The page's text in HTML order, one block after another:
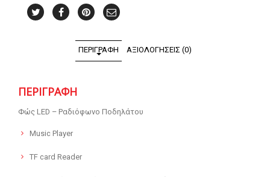
ΠΕΡΙΓΡΑΦΉ ΑΞΙΟΛΟΓΉΣΕΙΣ (0)
ΠΕΡΙΓΡΑΦΉ
Φώς LED – Ραδιόφωνο Ποδηλάτου
Music Player
TF card Reader